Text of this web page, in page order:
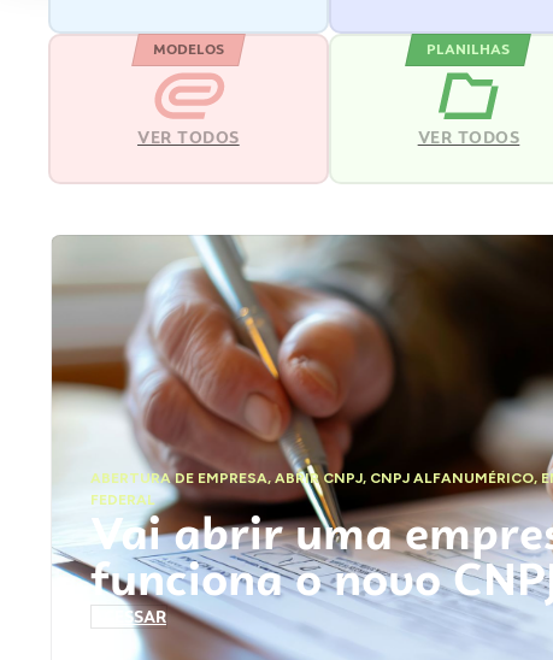
MODELOS
VER TODOS
PLANILHAS
VER TODOS
ABERTURA DE EMPRESA,ABRIR CNPJ, CNPJ ALFANUMÉRICO,
FEDERAL
Vai abrir uma
funciona o novo
ACESSAR